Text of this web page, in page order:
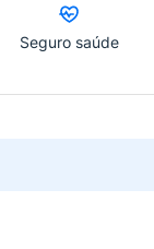
Seguro saúde